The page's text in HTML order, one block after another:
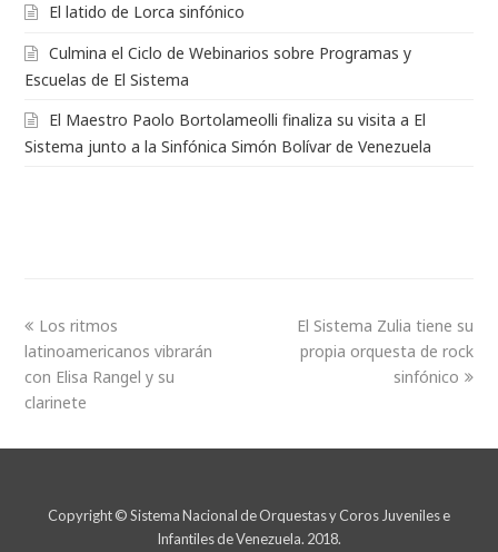
El latido de Lorca sinfónico
Culmina el Ciclo de Webinarios sobre Programas y
Escuelas de El Sistema
El Maestro Paolo Bortolameolli finaliza su visita a El
Sistema junto a la Sinfónica Simón Bolívar de Venezuela
Los ritmos
latinoamericanos vibrarán
con Elisa Rangel y su
clarinete
El Sistema Zulia tiene su
propia orquesta de rock
sinfónico
Copyright © Sistema Nacional de Orquestas y Coros Juveniles e
Infantiles de Venezuela. 2018.